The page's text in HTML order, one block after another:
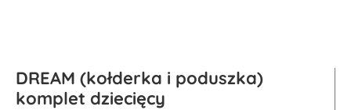
DREAM (kołderka i poduszka)
komplet dziecięcy